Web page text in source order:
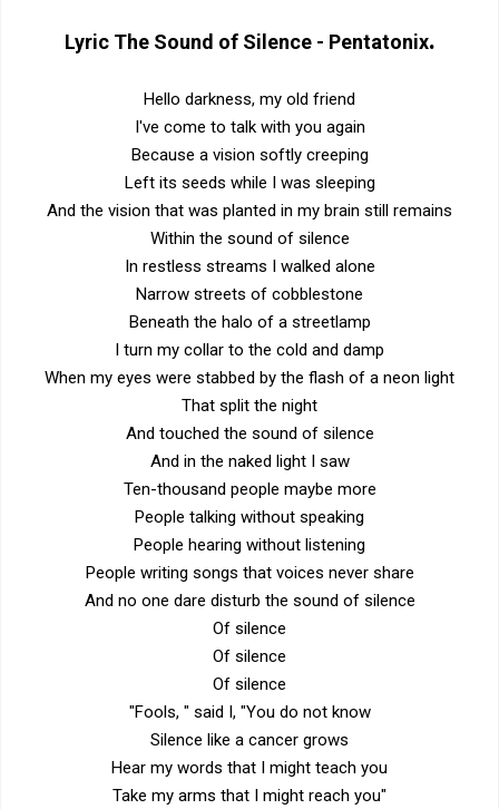
Lyric The Sound of Silence - Pentatonix.
Hello darkness, my old friend
I've come to talk with you again
Because a vision softly creeping
Left its seeds while I was sleeping
And the vision that was planted in my brain still remains
Within the sound of silence
In restless streams I walked alone
Narrow streets of cobblestone
Beneath the halo of a streetlamp
I turn my collar to the cold and damp
When my eyes were stabbed by the flash of a neon light
That split the night
And touched the sound of silence
And in the naked light I saw
Ten-thousand people maybe more
People talking without speaking
People hearing without listening
People writing songs that voices never share
And no one dare disturb the sound of silence
Of silence
Of silence
Of silence
"Fools, " said I, "You do not know
Silence like a cancer grows
Hear my words that I might teach you
Take my arms that I might reach you"